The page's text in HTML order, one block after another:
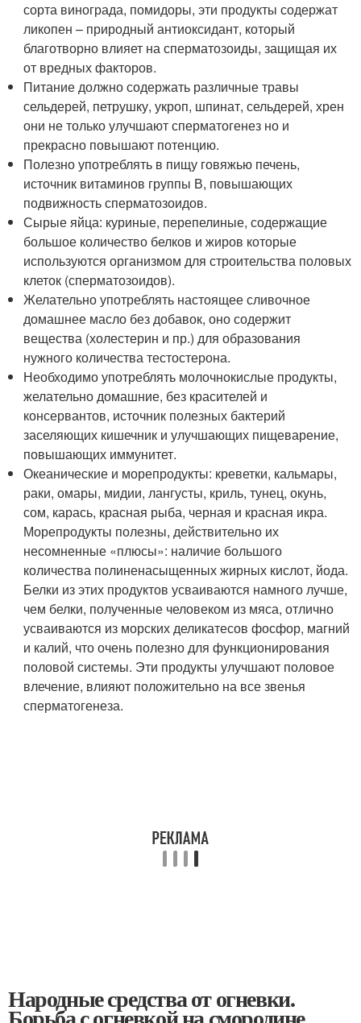
сорта винограда, помидоры, эти продукты содержат
ликопен – природный антиоксидант, который
благотворно влияет на сперматозоиды, защищая их
от вредных факторов.
Питание должно содержать различные травы
сельдерей, петрушку, укроп, шпинат, сельдерей, хрен
они не только улучшают сперматогенез но и
прекрасно повышают потенцию.
Полезно употреблять в пищу говяжью печень,
источник витаминов группы В, повышающих
подвижность сперматозоидов.
Сырые яйца: куриные, перепелиные, содержащие
большое количество белков и жиров которые
используются организмом для строительства половых
клеток (сперматозоидов).
Желательно употреблять настоящее сливочное
домашнее масло без добавок, оно содержит
вещества (холестерин и пр.) для образования
нужного количества тестостерона.
Необходимо употреблять молочнокислые продукты,
желательно домашние, без красителей и
консервантов, источник полезных бактерий
заселяющих кишечник и улучшающих пищеварение,
повышающих иммунитет.
Океанические и морепродукты: креветки, кальмары,
раки, омары, мидии, лангусты, криль, тунец, окунь,
сом, карась, красная рыба, черная и красная икра.
Морепродукты полезны, действительно их
несомненные «плюсы»: наличие большого
количества полиненасыщенных жирных кислот, йода.
Белки из этих продуктов усваиваются намного лучше,
чем белки, полученные человеком из мяса, отлично
усваиваются из морских деликатесов фосфор, магний
и калий, что очень полезно для функционирования
половой системы. Эти продукты улучшают половое
влечение, влияют положительно на все звенья
сперматогенеза.
Народные средства от огневки.